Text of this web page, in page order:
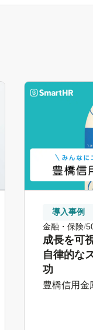
導入事例
金融・保険
成長を可
自律的な
功
豊橋信用金